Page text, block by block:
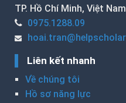
TP. Hồ Chí Minh, Việt Nam
0975.1288.09
Liên kết nhanh
Về chúng tôi
Hồ sơ năng lực